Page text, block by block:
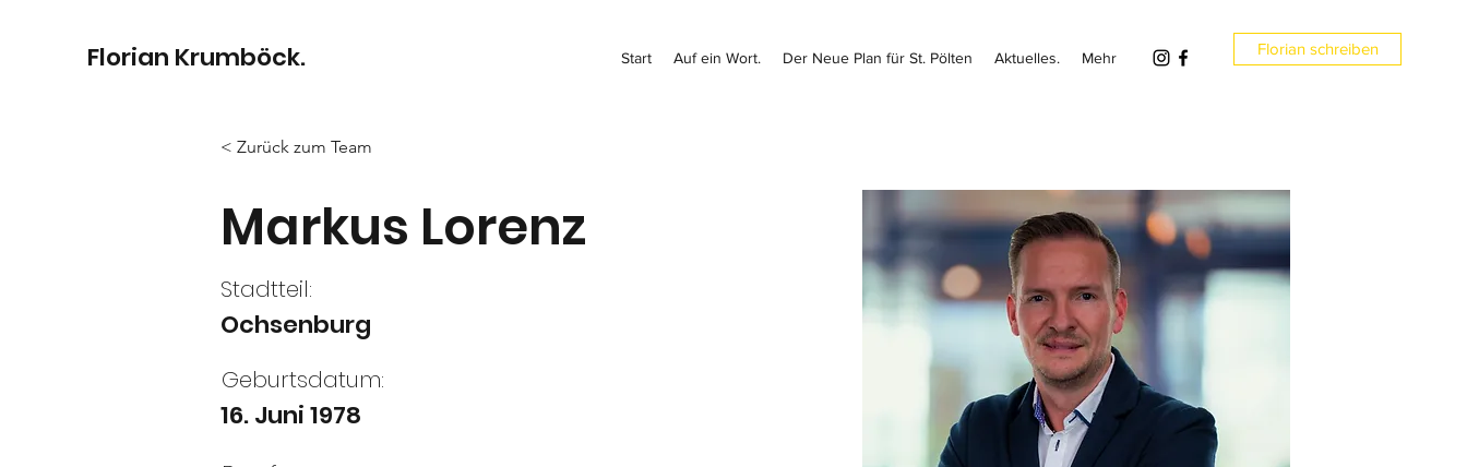
Florian Krumböck. Start Auf ein Wort. Der Neue Plan für St. Pölten Aktuelles. Mehr Florian schreiben
< Zurück zum Team
Markus Lorenz
Stadtteil:
Ochsenburg
Geburtsdatum:
16. Juni 1978